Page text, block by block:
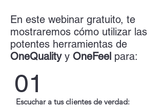
En este webinar gratuito, te
mostraremos cómo utilizar las
potentes herramientas de
OneQualityy OneFeel para:
01
Escuchar a tus clientes de verdad: